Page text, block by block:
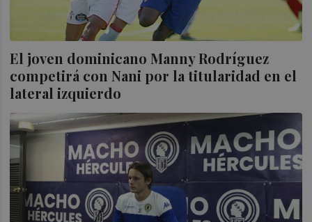
El joven dominicano Manny Rodríguez
competirá con Nani por la titularidad en el
lateral izquierdo